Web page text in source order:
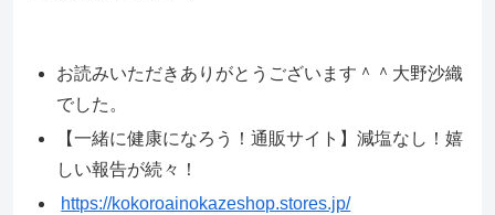
お読みいただきありがとうございます＾＾大野沙織
でした。
【一緒に健康になろう！通販サイト】減塩なし！嬉
しい報告が続々！
https://kokoroainokazeshop.stores.jp/